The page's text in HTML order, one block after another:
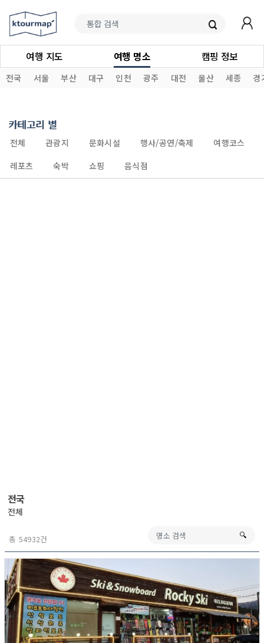
여행 지도 여행 명소 캠핑 정보
전국 서울 부산 대구 인천 광주 대전 울산 세종 경
카테고리 별
전체 관광지 문화시설 행사/공연/축제
여행코스
레포츠
숙박 쇼핑 음식점
전국
전체
총 54932건 🔍︎